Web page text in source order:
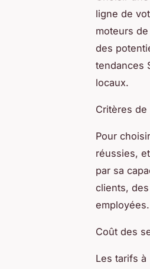
ligne de
moteurs
des
tendances
locaux.
Critères
Pour
réussies,
par sa
clients,
employées.
Coût des
Les tarifs